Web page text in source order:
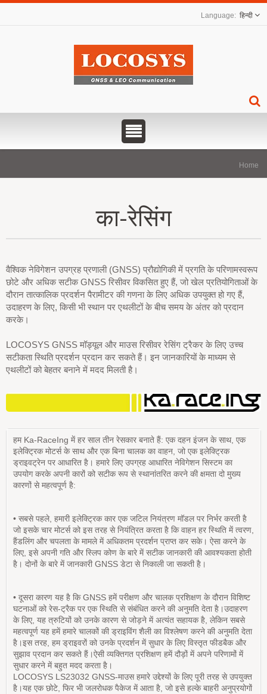
हिन्दी
Home
का-रेसिंग
वैश्विक नेविगेशन उपग्रह प्रणाली (GNSS) प्रौद्योगिकी में प्रगति के परिणामस्वरूप
छोटे और अधिक सटीक GNSS रिसीवर विकसित हुए हैं, जो खेल प्रतियोगिताओं के
दौरान तात्कालिक प्रदर्शन पैरामीटर की गणना के लिए अधिक उपयुक्त हो गए हैं,
उदाहरण के लिए, किसी भी स्थान पर एथलीटों के बीच समय के अंतर को प्रदान
करके।
LOCOSYS GNSS मॉड्यूल और माउस रिसीवर रेसिंग ट्रैकर के लिए उच्च
सटीकता स्थिति प्रदर्शन प्रदान कर सकते हैं। इन जानकारियों के माध्यम से
एथलीटों को बेहतर बनाने में मदद मिलती है।
हम Ka-RaceIng में हर साल तीन रेसकार बनाते हैं: एक दहन इंजन के साथ, एक
इलेक्ट्रिक मोटर्स के साथ और एक बिना चालक का वाहन, जो एक इलेक्ट्रिक
ड्राइवट्रेन पर आधारित है। हमारे लिए उपग्रह आधारित नेविगेशन सिस्टम का
उपयोग करके अपनी कारों को सटीक रूप से स्थानांतरित करने की क्षमता दो मुख्य
कारणों से महत्वपूर्ण है:
• सबसे पहले, हमारी इलेक्ट्रिक कार एक जटिल नियंत्रण मॉडल पर निर्भर करती है
जो इसके चार मोटर्स को इस तरह से नियंत्रित करता है कि वाहन हर स्थिति में त्वरण,
हैंडलिंग और चपलता के मामले में अधिकतम प्रदर्शन प्राप्त कर सके। ऐसा करने के
लिए, इसे अपनी गति और स्लिप कोण के बारे में सटीक जानकारी की आवश्यकता होती
है। दोनों के बारे में जानकारी GNSS डेटा से निकाली जा सकती है।
• दूसरा कारण यह है कि GNSS हमें परीक्षण और चालक प्रशिक्षण के दौरान विशिष्ट
घटनाओं को रेस-ट्रैक पर एक स्थिति से संबंधित करने की अनुमति देता है।उदाहरण
के लिए, यह त्रुटियों को उनके कारण से जोड़ने में अत्यंत सहायक है, लेकिन सबसे
महत्वपूर्ण यह हमें हमारे चालकों की ड्राइविंग शैली का विश्लेषण करने की अनुमति देता
है।इस तरह, हम ड्राइवरों को उनके प्रदर्शन में सुधार के लिए विस्तृत फीडबैक और
सुझाव प्रदान कर सकते हैं।ऐसी व्यक्तिगत प्रशिक्षण हमें दौड़ों में अपने परिणामों में
सुधार करने में बहुत मदद करता है।
LOCOSYS LS23032 GNSS-माउस हमारे उद्देश्यों के लिए पूरी तरह से उपयुक्त
है।यह एक छोटे, फिर भी जलरोधक पैकेज में आता है, जो इसे हल्के बाहरी अनुप्रयोगों